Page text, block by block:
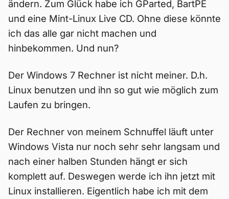
ändern. Zum Glück habe ich GParted, BartPE
und eine Mint-Linux Live CD. Ohne diese könnte
ich das alle gar nicht machen und
hinbekommen. Und nun?
Der Windows 7 Rechner ist nicht meiner. D.h.
Linux benutzen und ihn so gut wie möglich zum
Laufen zu bringen.
Der Rechner von meinem Schnuffel läuft unter
Windows Vista nur noch sehr sehr langsam und
nach einer halben Stunden hängt er sich
komplett auf. Deswegen werde ich ihn jetzt mit
Linux installieren. Eigentlich habe ich mit dem